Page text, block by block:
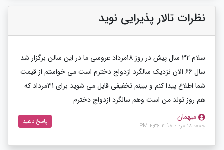
نظرات تالار پذیرایی نوید
سلام 32 سال پیش در روز 18مرداد عروسی ما در این سالن برگزار شد
سال 66 الان نزدیک سالگرد ازدواج دخترم است می خواستم از قیمت
شما اطلاع پیدا کنم و ببینم تخفیفی قایل می شوید برای 31مرداد که
هم روز تولد من است وهم سالگرد ازدواج دخترم
میهمان
جمعه 18 مرداد 1398 4:36 PM
پاسخ دهید